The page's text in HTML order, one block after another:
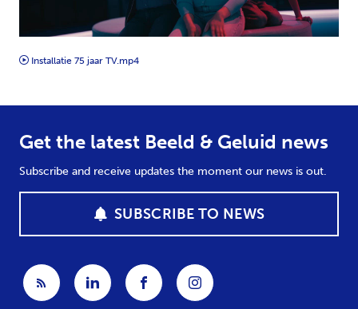
Installatie 75 jaar TV.mp4
Get the latest Beeld & Geluid news
Subscribe and receive updates the moment our news is out.
SUBSCRIBE TO NEWS